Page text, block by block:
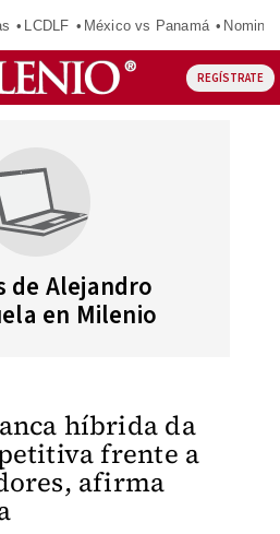
LCDLF México vs Panamá
REGÍSTRATE
de Alejandro
en Milenio
híbrida da
frente a
afirma